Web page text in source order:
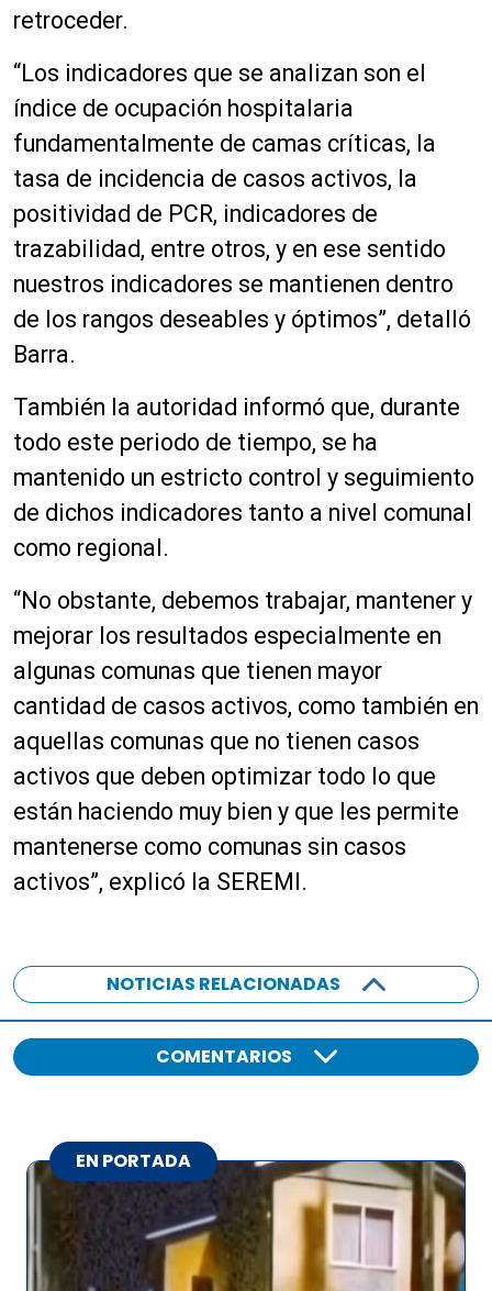
retroceder.
“Los indicadores que se analizan son el
índice de ocupación hospitalaria
fundamentalmente de camas críticas, la
tasa de incidencia de casos activos, la
positividad de PCR, indicadores de
trazabilidad, entre otros, y en ese sentido
nuestros indicadores se mantienen dentro
de los rangos deseables y óptimos”, detalló
Barra.
También la autoridad informó que, durante
todo este periodo de tiempo, se ha
mantenido un estricto control y seguimiento
de dichos indicadores tanto a nivel comunal
como regional.
“No obstante, debemos trabajar, mantener y
mejorar los resultados especialmente en
algunas comunas que tienen mayor
cantidad de casos activos, como también en
aquellas comunas que no tienen casos
activos que deben optimizar todo lo que
están haciendo muy bien y que les permite
mantenerse como comunas sin casos
activos”, explicó la SEREMI.
NOTICIAS RELACIONADAS
COMENTARIOS
EN PORTADA